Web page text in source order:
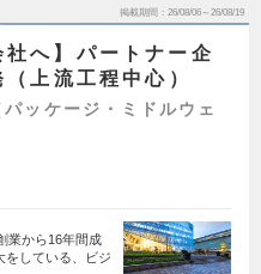
掲載期間 26/08/06～26/08/19
へ】パートナー企
上流工程中心）
ッケージ・ミドルウェ
業から16年間成
をしている、ビジ